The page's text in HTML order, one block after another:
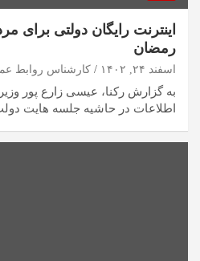
اینترنت رایگان دولتی برای
رمضان
اسفند ۲۴, ۱۴۰۲ کارشناس روابط
به گزارش رکنا، عیسی زارع پور
اطلاعات در حاشیه جلسه هایت